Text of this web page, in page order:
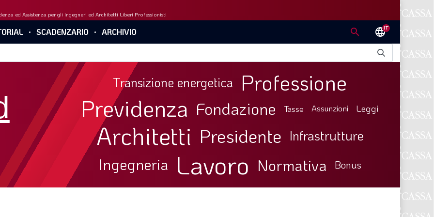
ed Assistenza per gli Ingegneri ed Architetti Liberi Professionisti
SCADENZARIO ARCHIVIO search languageIT
Transizione energetica Professione
Previdenza Fondazione Tasse Assunzioni Leggi
Architetti Presidente Infrastrutture
Ingegneria Lavoro Normativa Bonus